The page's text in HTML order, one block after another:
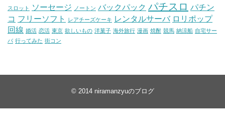
スロット ソーセージ ノートン バックパック パチスロ パチン
コ フリーソフト レアチーズケーキ レンタルサーバ ロリポップ
回線 婚活 恋活 東京 欲しいもの 洋菓子 海外旅行 漫画 焼酎 競馬 納涼船 自宅サー
バ 行ってみた 街コン
© 2014 niramanzyuのブログ